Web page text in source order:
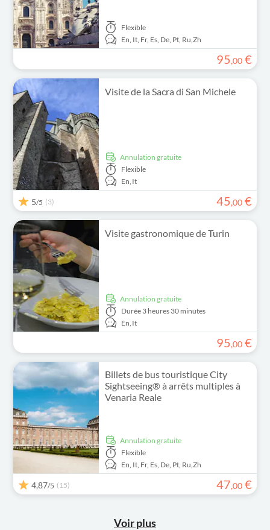
Flexible
En, It, Fr, Es, De, Pt, Ru,Zh
95,00 €
Visite de la Sacra di San Michele
Annulation gratuite
Flexible
En, It
5/5 (3) 45,00 €
Visite gastronomique de Turin
Annulation gratuite
Durée 3 heures 30 minutes
En, It
95,00 €
Billets de bus touristique City
Sightseeing® à arrêts multiples à
Venaria Reale
Annulation gratuite
Flexible
En, It, Fr, Es, De, Pt, Ru,Zh
4,87/5 (15) 47,00 €
Voir plus